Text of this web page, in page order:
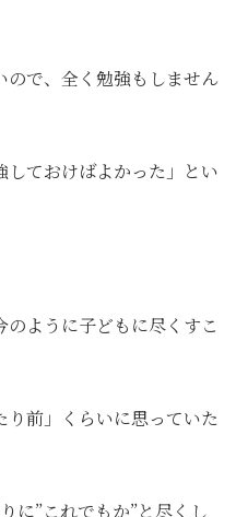
ので、全く勉強もしません
ておけばよかった」とい
ように子どもに尽くすこ
り前」くらいに思っていた
に”これでもか”と尽くし